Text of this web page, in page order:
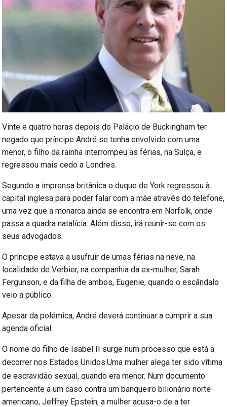
Vinte e quatro horas depois do Palácio de Buckingham ter
negado que príncipe André se tenha envolvido com uma
menor, o filho da rainha interrompeu as férias, na Suíça, e
regressou mais cedo a Londres.
Segundo a imprensa britânica o duque de York regressou à
capital inglesa para poder falar com a mãe através do telefone,
uma vez que a monarca ainda se encontra em Norfolk, onde
passa a quadra natalícia. Além disso, irá reunir-se com os
seus advogados.
O príncipe estava a usufruir de umas férias na neve, na
localidade de Verbier, na companhia da ex-mulher, Sarah
Fergunson, e da filha de ambos, Eugenie, quando o escândalo
veio a público.
Apesar da polémica, André deverá continuar a cumprir a sua
agenda oficial.
O nome do filho de Isabel II surge num processo que está a
decorrer nos Estados Unidos.Uma mulher alega ter sido vítima
de escravidão sexual, quando era menor. Num documento
pertencente a um caso contra um banqueiro bilionário norte-
americano, Jeffrey Epstein, a mulher acusa-o de a ter